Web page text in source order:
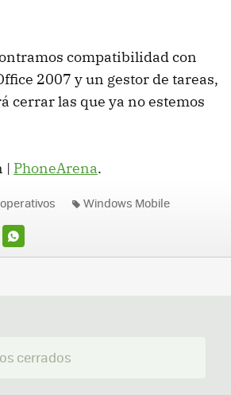
compatibilidad con
2007 y un gestor de tareas,
cerrar las que ya no estemos
| PhoneArena.
WHATSAPP
Windows Mobile
cerrados